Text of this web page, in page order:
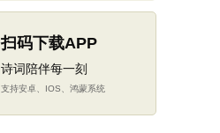
扫码下载APP
诗词陪伴每一刻
支持安卓、IOS、鸿蒙系统